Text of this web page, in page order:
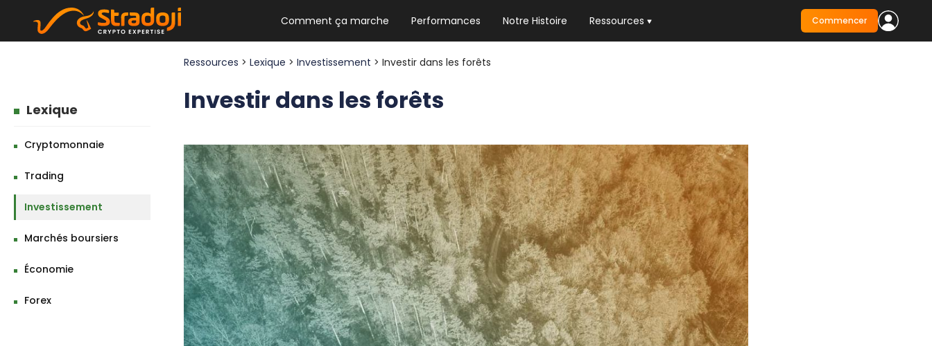
Comment ça marche Performances Notre Histoire Ressources
NEWSLETTER HEBDO
Les news crypto dont vous avez besoin
Le guide ultime pour débuter dans les
cryptomonnaies
Commencer
Lexique
Cryptomonnaie
Trading
Investissement
Marchés boursiers
Économie
Forex
Ressources >Lexique >Investissement > Investir dans les forêts
Investir dans les forêts